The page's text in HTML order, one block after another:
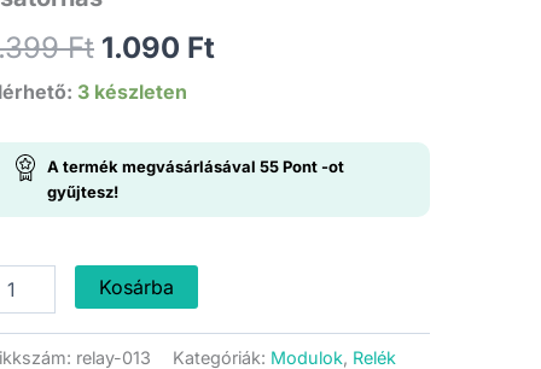
Ft Original
price
was:
1.399 Ft.
1.090 Ft
is:
3 készleten
A termék megvásárlásával 55Pont-ot
gyűjtesz!
Kosárba
relay-013 Kategóriák: Modulok, Relék